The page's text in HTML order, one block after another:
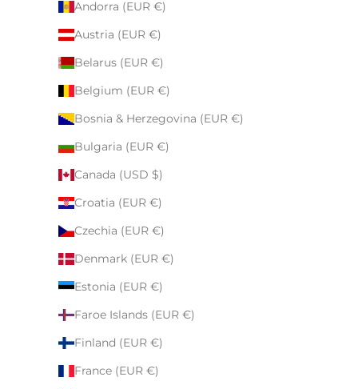
Andorra (EUR €)
Austria (EUR €)
Belarus (EUR €)
Belgium (EUR €)
Bosnia & Herzegovina (EUR €)
Bulgaria (EUR €)
Canada (USD $)
Croatia (EUR €)
Czechia (EUR €)
Denmark (EUR €)
Estonia (EUR €)
Faroe Islands (EUR €)
Finland (EUR €)
France (EUR €)